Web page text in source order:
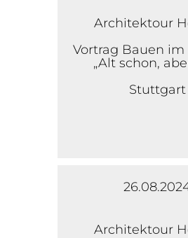
Architektour
Vortrag Bauen im
„Alt schon,
Stuttgart
Architektour